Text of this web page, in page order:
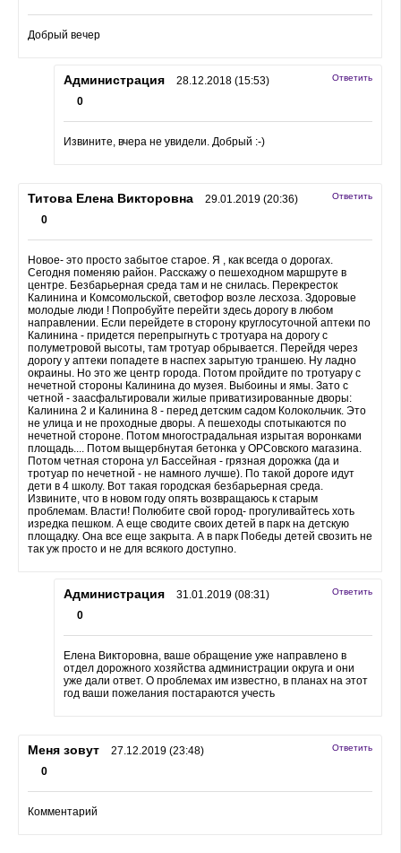
Добрый вечер
Ответить
Администрация
28.12.2018 (15:53)
0
Извините, вчера не увидели. Добрый :-)
Ответить
Титова Елена Викторовна
29.01.2019 (20:36)
0
Новое- это просто забытое старое. Я , как всегда о дорогах.
Сегодня поменяю район. Расскажу о пешеходном маршруте в
центре. Безбарьерная среда там и не снилась. Перекресток
Калинина и Комсомольской, светофор возле лесхоза. Здоровые
молодые люди ! Попробуйте перейти здесь дорогу в любом
направлении. Если перейдете в сторону круглосуточной аптеки по
Калинина - придется перепрыгнуть с тротуара на дорогу с
полуметровой высоты, там тротуар обрывается. Перейдя через
дорогу у аптеки попадете в наспех зарытую траншею. Ну ладно
окраины. Но это же центр города. Потом пройдите по тротуару с
нечетной стороны Калинина до музея. Выбоины и ямы. Зато с
четной - заасфальтировали жилые приватизированные дворы:
Калинина 2 и Калинина 8 - перед детским садом Колокольчик. Это
не улица и не проходные дворы. А пешеходы спотыкаются по
нечетной стороне. Потом многострадальная изрытая воронками
площадь.... Потом выщербнутая бетонка у ОРСовского магазина.
Потом четная сторона ул Бассейная - грязная дорожка (да и
тротуар по нечетной - не намного лучше). По такой дороге идут
дети в 4 школу. Вот такая городская безбарьерная среда.
Извините, что в новом году опять возвращаюсь к старым
проблемам. Власти! Полюбите свой город- прогуливайтесь хоть
изредка пешком. А еще сводите своих детей в парк на детскую
площадку. Она все еще закрыта. А в парк Победы детей свозить не
так уж просто и не для всякого доступно.
Ответить
Администрация
31.01.2019 (08:31)
0
Елена Викторовна, ваше обращение уже направлено в
отдел дорожного хозяйства администрации округа и они
уже дали ответ. О проблемах им известно, в планах на этот
год ваши пожелания постараются учесть
Ответить
Меня зовут
27.12.2019 (23:48)
0
Комментарий